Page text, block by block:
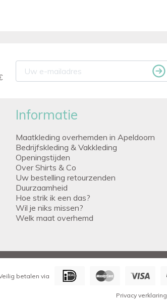
Informatie
Maatkleding overhemden in Apeldoorn
Bedrijfskleding & Vakkleding
Openingstijden
Over Shirts & Co
Uw bestelling retourzenden
Duurzaamheid
Hoe strik ik een das?
Wil je niks missen?
Welk maat overhemd
betalen via
Privacy verklaring